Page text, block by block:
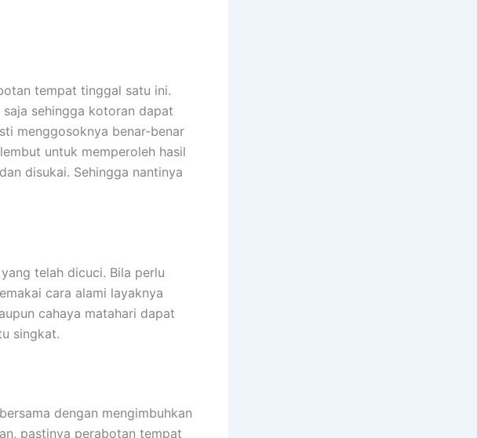
tempat tinggal satu ini.
sehingga kotoran dapat
menggosoknya benar-benar
untuk memperoleh hasil
disukai. Sehingga nantinya
telah dicuci. Bila perlu
cara alami layaknya
cahaya matahari dapat
singkat.
dengan mengimbuhkan
pastinya perabotan tempat